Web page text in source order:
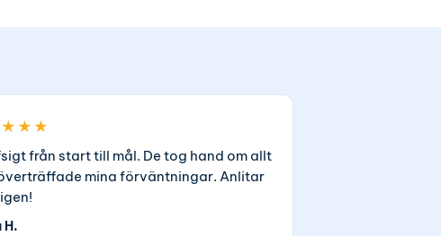
från start till mål. De tog hand om allt
mina förväntningar. Anlitar
H.